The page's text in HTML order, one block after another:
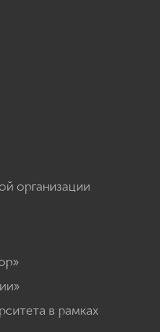
организации
в рамках